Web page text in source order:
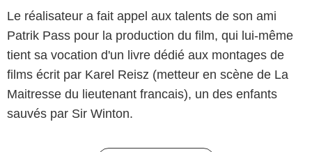
Le réalisateur a fait appel aux talents de son ami
Patrik Pass pour la production du film, qui lui-même
tient sa vocation d'un livre dédié aux montages de
films écrit par Karel Reisz (metteur en scène de La
Maitresse du lieutenant francais), un des enfants
sauvés par Sir Winton.